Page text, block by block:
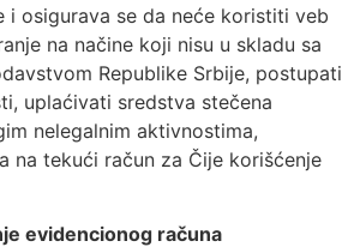
i osigurava se da neće koristiti veb
na načine koji nisu u skladu sa
Republike Srbije, postupati
uplaćivati sredstva stečena
nelegalnim aktivnostima,
na tekući račun za Čije korišćenje
evidencionog računa